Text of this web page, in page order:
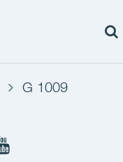
G 1009